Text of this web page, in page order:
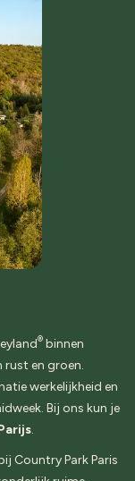
® binnen
rust en groen.
werkelijkheid en
Bij ons kun je
.
Country Park Paris